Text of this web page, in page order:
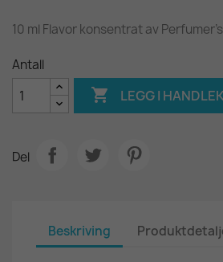
10 ml Flavor konsentrat av
Antall
 LEGG I
Del
Beskriving